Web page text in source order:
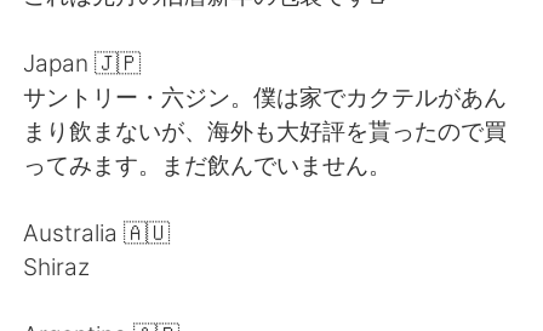
Japan 🇯🇵
サントリー・六ジン。僕は家でカクテルがあん
まり飲まないが、海外も大好評を貰ったので買
ってみます。まだ飲んでいません。
Australia 🇦🇺
Shiraz